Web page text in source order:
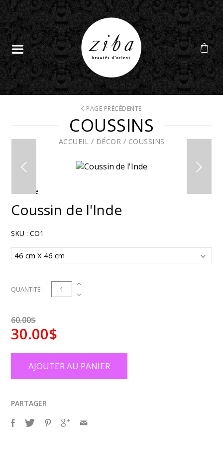
PAGE PRÉCÉDENTE
COUSSINS
ACCUEIL / DÉCOR / COUSSINS
En solde
Coussin de l'Inde
SKU :CO1
QUANTITÉ : 1
60.00$
30.00$
AJOUTER AU PANIER
PARTAGER